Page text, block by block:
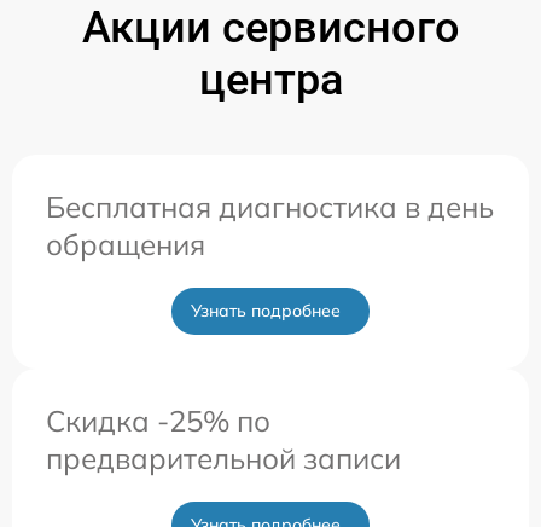
Акции сервисного
центра
Бесплатная диагностика в день
обращения
Узнать подробнее
Скидка -25% по
предварительной записи